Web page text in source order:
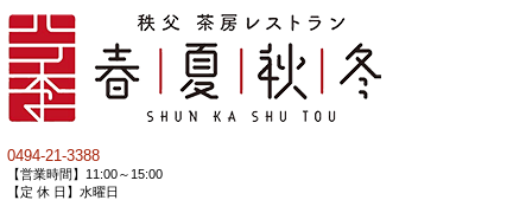
0494-21-3388
【営業時間】11:00～15:00
【定 休 日】水曜日